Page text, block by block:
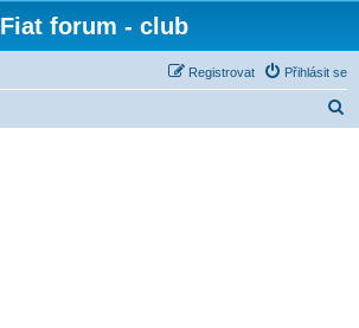
Fiat forum - club
Přihlásit se
Registrovat